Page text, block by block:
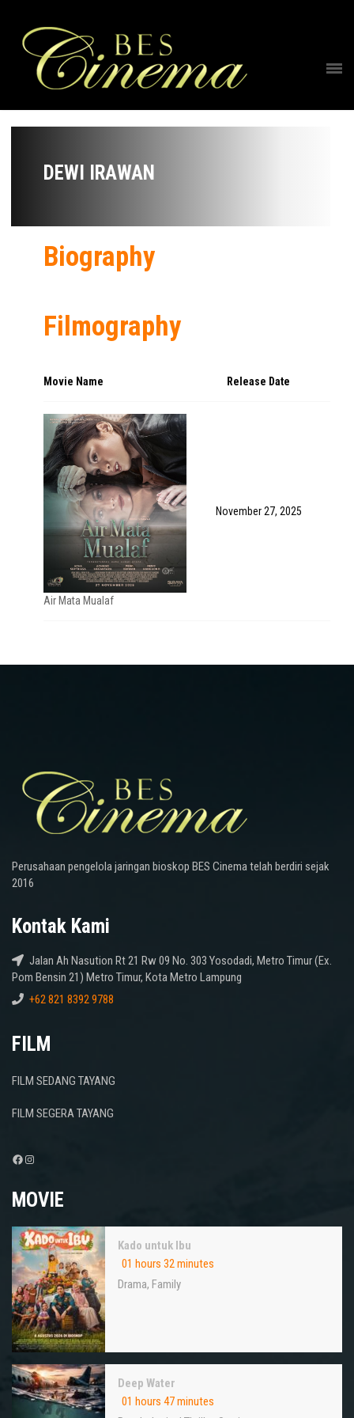
DEWI IRAWAN
Biography
Filmography
Movie Name Release Date
Air Mata Mualaf
November 27, 2025
Perusahaan pengelola jaringan bioskop BES Cinema telah berdiri sejak
2016
Kontak Kami
Jalan Ah Nasution Rt 21 Rw 09 No. 303 Yosodadi, Metro Timur (Ex.
Pom Bensin 21) Metro Timur, Kota Metro Lampung
+62 821 8392 9788
FILM
FILM SEDANG TAYANG
FILM SEGERA TAYANG
Facebook
Instagram
MOVIE
Kado untuk Ibu
01 hours 32 minutes
Drama, Family
Deep Water
01 hours 47 minutes